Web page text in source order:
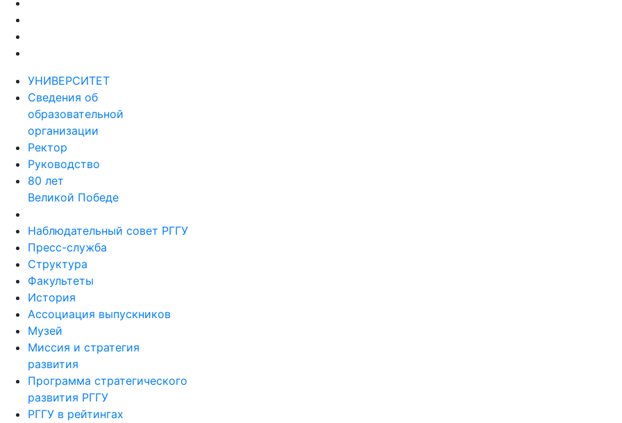
УНИВЕРСИТЕТ
Сведения об
образовательной
организации
Ректор
Руководство
80 лет
Великой Победе
Наблюдательный совет РГГУ
Пресс-служба
Структура
Факультеты
История
Ассоциация выпускников
Музей
Миссия и стратегия
развития
Программа стратегического
развития РГГУ
РГГУ в рейтингах